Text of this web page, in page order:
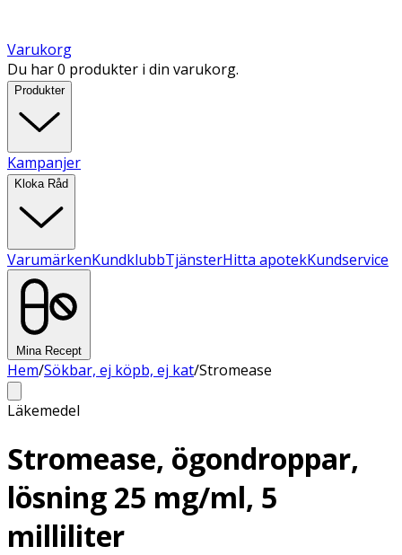
Varukorg
Du har 0 produkter i din varukorg.
Produkter
Kampanjer
Kloka Råd
VarumärkenKundklubbTjänsterHitta apotekKundservice
Mina Recept
Hem/Sökbar, ej köpb, ej kat/Stromease
Läkemedel
Stromease, ögondroppar,
lösning 25 mg/ml, 5
milliliter